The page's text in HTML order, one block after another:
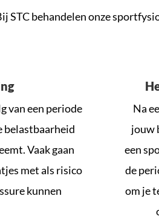
STC behandelen onze
van een periode
belastbaarheid
Vaak gaan
met als risico
kunnen
Na
jouw
een
de
om je